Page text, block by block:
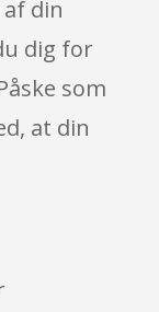
din
dig for
som
at din